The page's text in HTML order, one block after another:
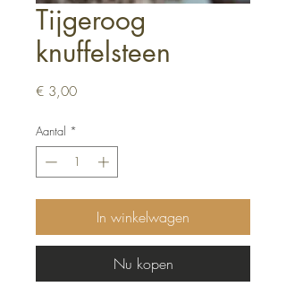
Tijgeroog
knuffelsteen
€ 3,00Prijs
Aantal *
In winkelwagen
Nu kopen